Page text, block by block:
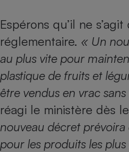
Espérons qu’il ne
réglementaire. « Un
au plus vite pour
plastique de fruits et
être vendus en vrac
réagi le ministère dès
nouveau décret
pour les produits les